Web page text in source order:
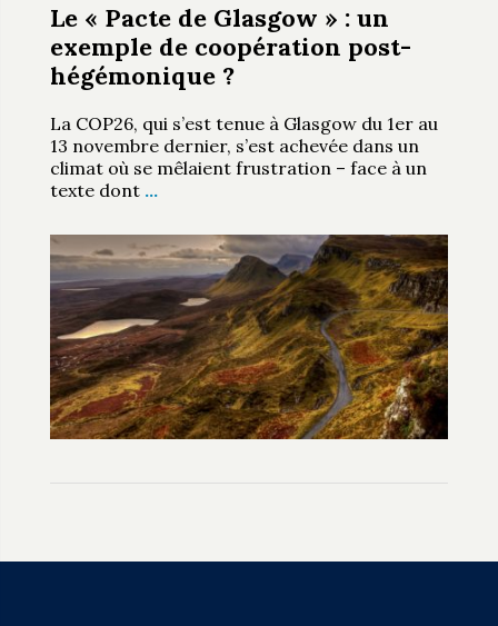
Le « Pacte de Glasgow » : un
exemple de coopération post-
hégémonique ?
La COP26, qui s’est tenue à Glasgow du 1er au
13 novembre dernier, s’est achevée dans un
climat où se mêlaient frustration – face à un
texte dont …